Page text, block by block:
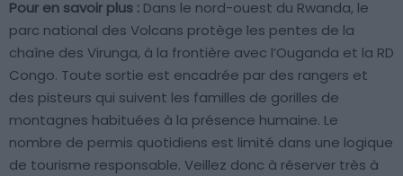
Pour en savoir plus : Dans le nord-ouest du Rwanda, le
parc national des Volcans protège les pentes de la
chaîne des Virunga, à la frontière avec l’Ouganda et la RD
Congo. Toute sortie est encadrée par des rangers et
des pisteurs qui suivent les familles de gorilles de
montagnes habituées à la présence humaine. Le
nombre de permis quotidiens est limité dans une logique
de tourisme responsable. Veillez donc à réserver très à